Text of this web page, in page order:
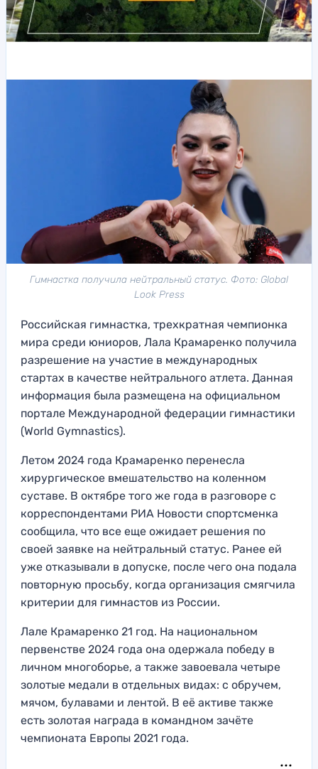
Гимнастка получила нейтральный статус. Фото: Global
Look Press
Российская гимнастка, трехкратная чемпионка
мира среди юниоров, Лала Крамаренко получила
разрешение на участие в международных
стартах в качестве нейтрального атлета. Данная
информация была размещена на официальном
портале Международной федерации гимнастики
(World Gymnastics).
Летом 2024 года Крамаренко перенесла
хирургическое вмешательство на коленном
суставе. В октябре того же года в разговоре с
корреспондентами РИА Новости спортсменка
сообщила, что все еще ожидает решения по
своей заявке на нейтральный статус. Ранее ей
уже отказывали в допуске, после чего она подала
повторную просьбу, когда организация смягчила
критерии для гимнастов из России.
Лале Крамаренко 21 год. На национальном
первенстве 2024 года она одержала победу в
личном многоборье, а также завоевала четыре
золотые медали в отдельных видах: с обручем,
мячом, булавами и лентой. В её активе также
есть золотая награда в командном зачёте
чемпионата Европы 2021 года.